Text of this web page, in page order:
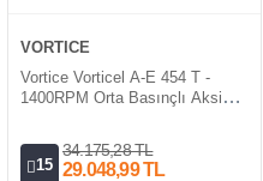
VORTICE
Vortice Vorticel A-E 454 T -
1400RPM Orta Basınçlı Aksiyel
15
34.175,28 TL
29.048,99 TL